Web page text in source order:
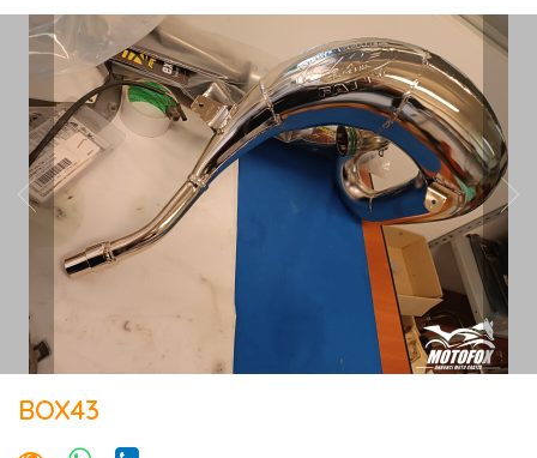
BOX43